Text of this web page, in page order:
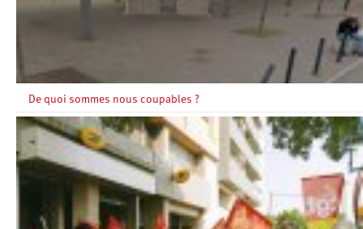
De quoi sommes nous coupables ?